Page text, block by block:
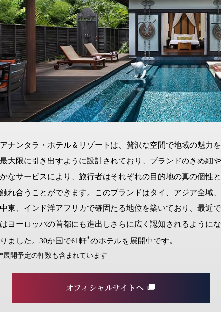
アナンタラ・ホテル＆リゾートは、贅沢な空間で地域の魅⼒を
最⼤限に引き出すように設計されており、ブランドのきめ細や
かなサービスにより、旅⾏者はそれぞれの⽬的地の真の個性と
触れ合うことができます。このブランドはタイ、アジア全域、
中東、インド洋アフリカで確固たる地位を築いており、最近で
はヨーロッパの⾸都にも進出しさらに広く認知されるようにな
りました。30か国で61軒*のホテルを展開中です。
*展開予定の軒数も含まれています
オフィシャルサイトへ